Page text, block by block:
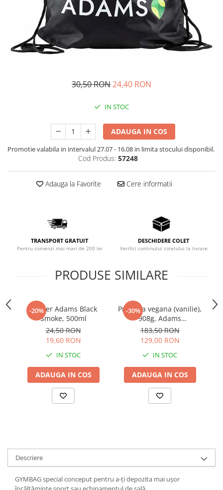
Shakere
Flacoane
Fertilitate
Gripa si raceala
Hepato-biliare
Par, piele si unghii
Probleme articulare
Prostata
Protector hepatic
Sanatatea ochilor
Sistemul circulator
Sistemul muscular
Stres
Tulburari hormonale
30,50 RON24,40 RON
IN STOC
ADAUGA IN COS
Promotie valabila in intervalul 27.07 - 16.08 in limita stocului disponibil.
Cod Produs: 57248
Adauga la Favorite Cere informatii
TRANSPORT GRATUIT
Pentru comenzi mai mari de 200 lei
DESCHIDERE COLET
Verifici continutul coletului la livrare
PRODUSE SIMILARE
-20%
Shaker Adams Black
Smoke, 500ml
24,50 RON
19,60 RON
IN STOC
ADAUGA IN COS
-30%
Proteina vegana (vanilie),
908g, Adams
Supplements
183,50 RON
129,00 RON
IN STOC
ADAUGA IN COS
Descriere
GYMBAG special conceput pentru a-ți depozita mai ușor